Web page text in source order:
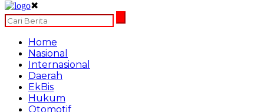
✖
Home
Nasional
Internasional
Daerah
EkBis
Hukum
Otomotif